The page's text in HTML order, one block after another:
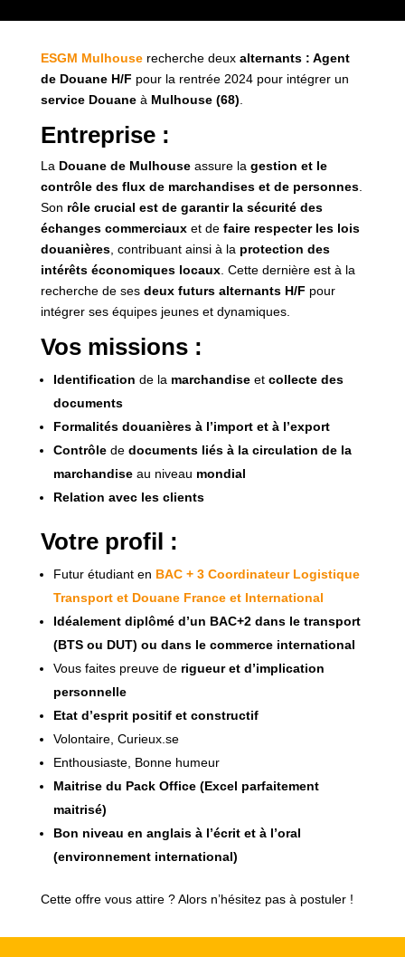
ESGM Mulhouserecherche deux alternants : Agent
de Douane H/F pour la rentrée 2024 pour intégrer un
service Douaneà Mulhouse (68)
Entreprise :
La Douane de Mulhouse assure la gestion et le
contrôle des flux de marchandises et de personnes.
Son rôle crucial est de garantir la sécurité des
échanges commerciauxet de faire respecter les lois
douanières, contribuant ainsi à la protection des
intérêts économiques locaux. Cette dernière est à la
recherche de ses deux futurs alternants H/F pour
intégrer ses équipes jeunes et dynamiques.
Vos missions :
Identification de la marchandiseet collecte des
documents
Formalités douanières à l’import et à l’export
Contrôlede documents liés à la circulation de la
marchandiseau niveau mondial
Relation avec les clients
Votre profil :
Futur étudiant en BAC + 3 Coordinateur Logistique
Transport et Douane France et International
Idéalement diplômé d’un BAC+2 dans le transport
(BTS ou DUT) ou dans le commerce international
Vous faites preuve de rigueur et d’implication
personnelle
Etat d’esprit positif et constructif
Volontaire, Curieux.se
Enthousiaste, Bonne humeur
Maitrise du Pack Office (Excel parfaitement
maitrisé)
Bon niveau en anglais à l’écrit et à l’oral
(environnement international)
Cette offre vous attire ? Alors n’hésitez pas à postuler !